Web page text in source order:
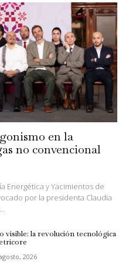
en la
no convencional
Energética y Yacimientos de
por la presidenta Claudia
visible: la revolución tecnológica
2026